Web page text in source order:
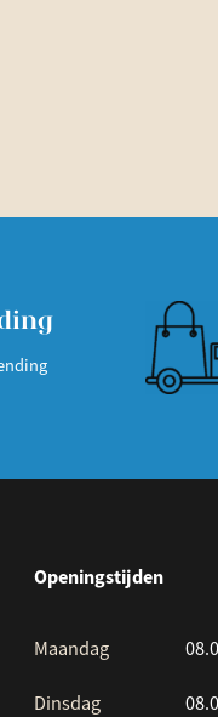
Openingstijden
Maandag
Dinsdag